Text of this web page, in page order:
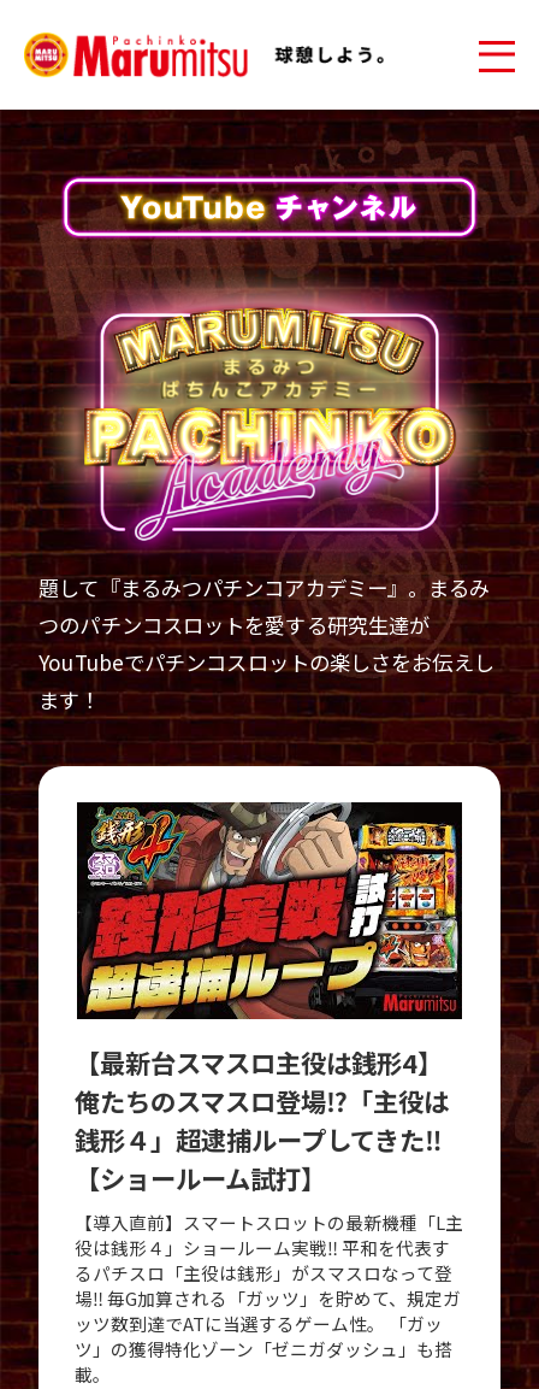
題して『まるみつパチンコアカデミー』。 まるみ
つのパチンコスロットを愛する研究生達が
YouTubeでパチンコスロットの楽しさをお伝えし
ます！
【最新台スマスロ主役は銭形4】
俺たちのスマスロ登場⁉「主役は
銭形４」超逮捕ループしてきた‼
【ショールーム試打】
【導入直前】スマートスロットの最新機種「L主
役は銭形４」ショールーム実戦‼ 平和を代表す
るパチスロ「主役は銭形」がスマスロなって登
場‼ 毎G加算される「ガッツ」を貯めて、規定ガ
ッツ数到達でATに当選するゲーム性。 「ガッ
ツ」の獲得特化ゾーン「ゼニガダッシュ」も搭
載。